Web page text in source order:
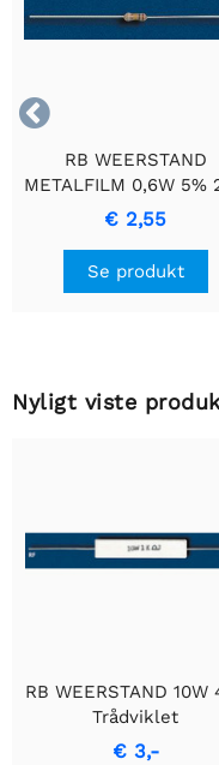

RB WEERSTAND
METALFILM 0,6W 5%
- Holdbar
Præcisionsmodstand
€ 2,55
Se produkt
Nyligt viste
RB WEERSTAND 10W
Trådviklet
Cementmodstand
€ 3,-